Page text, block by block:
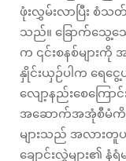
ဖုံးလွှမ်းလာပြီး စံ
သည်။ ခြောက်သွေ့သေ
က ၎င်းစနစ်များကို အ
နှိုင်းယှဉ်ပါက ရေငွေ့ပ
လျော့နည်းစေကြော
အဆောက်အအုံစီမံကိန်
များသည် အလားတူ
ချောင်းလွှဲများ၏